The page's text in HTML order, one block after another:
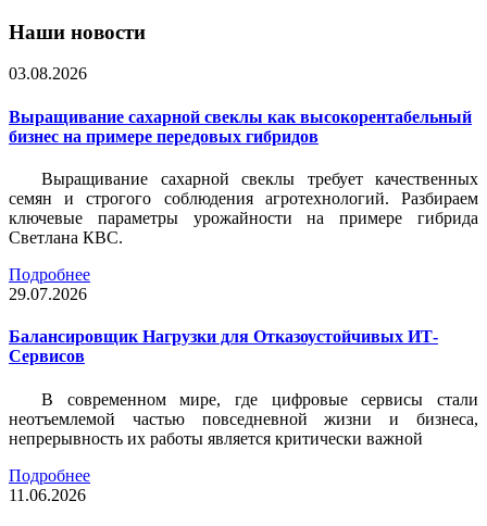
Наши новости
03.08.2026
Выращивание сахарной свеклы как высокорентабельный
бизнес на примере передовых гибридов
Выращивание сахарной свеклы требует качественных
семян и строгого соблюдения агротехнологий. Разбираем
ключевые параметры урожайности на примере гибрида
Светлана КВС.
Подробнее
29.07.2026
Балансировщик Нагрузки для Отказоустойчивых ИТ-
Сервисов
В современном мире, где цифровые сервисы стали
неотъемлемой частью повседневной жизни и бизнеса,
непрерывность их работы является критически важной
Подробнее
11.06.2026